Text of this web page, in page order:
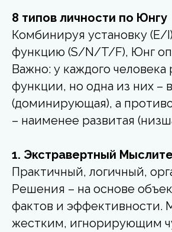
8 типов личности по Юнгу
Комбинируя установку
функцию (S/N/T/F), Юнг
Важно: у каждого человека
функции, но одна из них –
(доминирующая), а
– наименее развитая
1. Экстравертный
Практичный, логичный,
Решения – на основе
фактов и эффективности.
жестким, игнорирующим